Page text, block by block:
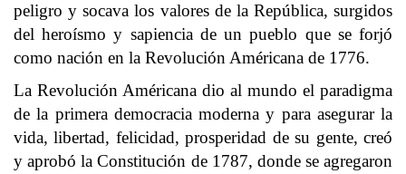
peligro y socava los valores de la República, surgidos
del heroísmo y sapiencia de un pueblo que se forjó
como nación en la Revolución Américana de 1776.
La Revolución Américana dio al mundo el paradigma
de la primera democracia moderna y para asegurar la
vida,libertad, felicidad, prosperidad de su gente, creó
y aprobó la Constitución de 1787, donde se agregaron